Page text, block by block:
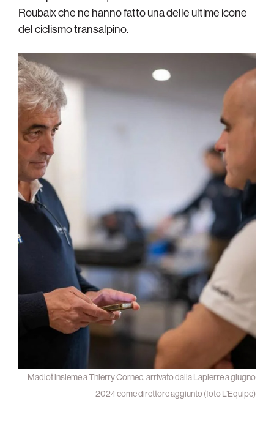
Roubaix che ne hanno fatto una delle ultime icone
del ciclismo transalpino.
Madiot insieme a Thierry Cornec, arrivato dalla Lapierre a giugno
2024 come direttore aggiunto (foto L’Equipe)